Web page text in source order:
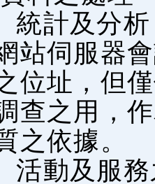
統計及分析
站伺服器
位址，但
查之用，
之依據。
活動及服